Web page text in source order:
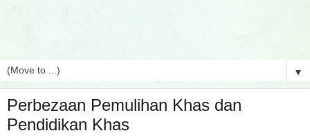
▼
Perbezaan Pemulihan Khas dan
Pendidikan Khas